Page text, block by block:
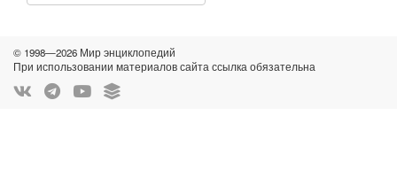
© 1998—2026 Мир энциклопедий
При использовании материалов сайта ссылка обязательна